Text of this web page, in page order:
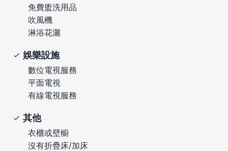
免費盥洗用品
吹風機
淋浴花灑
娛樂設施
數位電視服務
平面電視
有線電視服務
其他
衣櫃或壁櫥
沒有折疊床/加床